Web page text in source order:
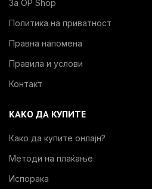
За OP Shop
Политика на приватност
Правна напомена
Правила и услови
Контакт
КАКО ДА КУПИТЕ
Како да купите онлајн?
Методи на плаќање
Испорака